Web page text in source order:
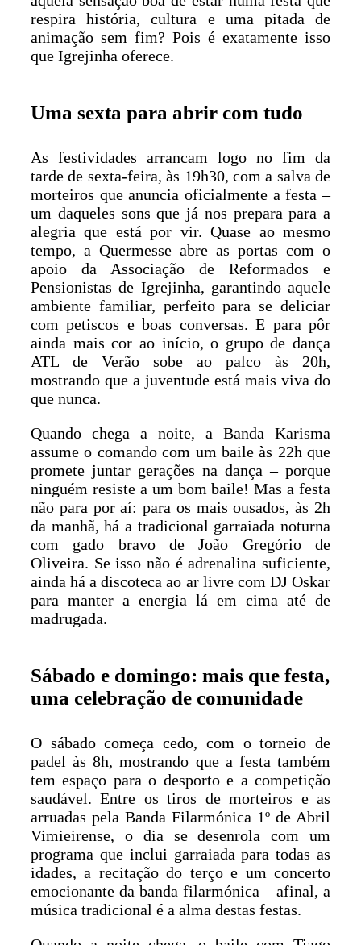
respira história, cultura e uma pitada de
animação sem fim? Pois é exatamente isso
que Igrejinha oferece.
Uma sexta para abrir com tudo
As festividades arrancam logo no fim da
tarde de sexta-feira, às 19h30, com a salva de
morteiros que anuncia oficialmente a festa –
um daqueles sons que já nos prepara para a
alegria que está por vir. Quase ao mesmo
tempo, a Quermesse abre as portas com o
apoio da Associação de Reformados e
Pensionistas de Igrejinha, garantindo aquele
ambiente familiar, perfeito para se deliciar
com petiscos e boas conversas. E para pôr
ainda mais cor ao início, o grupo de dança
ATL de Verão sobe ao palco às 20h,
mostrando que a juventude está mais viva do
que nunca.
Quando chega a noite, a Banda Karisma
assume o comando com um baile às 22h que
promete juntar gerações na dança – porque
ninguém resiste a um bom baile! Mas a festa
não para por aí: para os mais ousados, às 2h
da manhã, há a tradicional garraiada noturna
com gado bravo de João Gregório de
Oliveira. Se isso não é adrenalina suficiente,
ainda há a discoteca ao ar livre com DJ Oskar
para manter a energia lá em cima até de
madrugada.
Sábado e domingo: mais que festa,
uma celebração de comunidade
O sábado começa cedo, com o torneio de
padel às 8h, mostrando que a festa também
tem espaço para o desporto e a competição
saudável. Entre os tiros de morteiros e as
arruadas pela Banda Filarmónica 1º de Abril
Vimieirense, o dia se desenrola com um
programa que inclui garraiada para todas as
idades, a recitação do terço e um concerto
emocionante da banda filarmónica – afinal, a
música tradicional é a alma destas festas.